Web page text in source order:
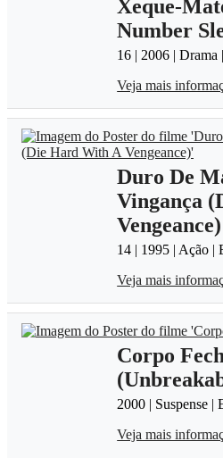
Xeque-
Number
16 | 2006 |
Veja mais
Duro De
Vingança
Vengeance)
14 | 1995 | Ação |
Veja mais
Corpo
2000 | Suspense |
Veja mais